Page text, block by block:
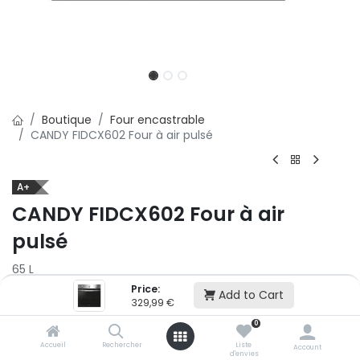
Price:
329,99 € Add to Cart
Accueil Rechercher
0
Liste
d'envies
Account
Boutique
Four encastrable
CANDY FIDCX602 Four à air pulsé
A+
CANDY FIDCX602 Four à air
pulsé
65 L
€
Ajouter au panier